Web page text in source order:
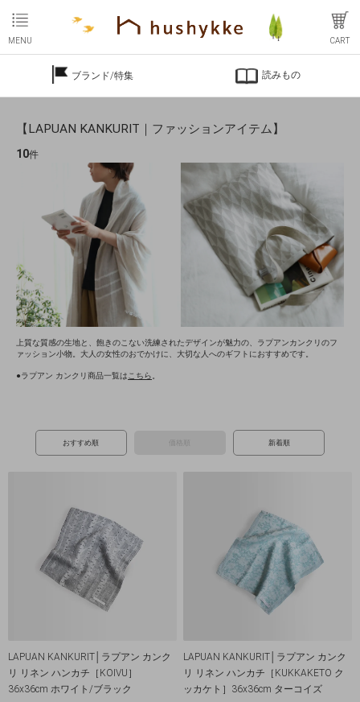
MENU CART
ブランド/特集 読みもの
【LAPUAN KANKURIT｜ファッションアイテム】
10件
上質な質感の生地と、飽きのこない洗練されたデザインが魅力の、ラプアンカンクリのフ
ァッション小物。大人の女性のおでかけに、大切な人へのギフトにおすすめです。
●ラプアン カンクリ商品一覧はこちら。
おすすめ順 新着順
LAPUAN KANKURIT│ラプアン カンク
リ リネン ハンカチ［KOIVU］
36x36cm ホワイト/ブラック
LAPUAN KANKURIT│ラプアン カンク
リ リネン ハンカチ［KUKKAKETO ク
ッカケト］36x36cm ターコイズ